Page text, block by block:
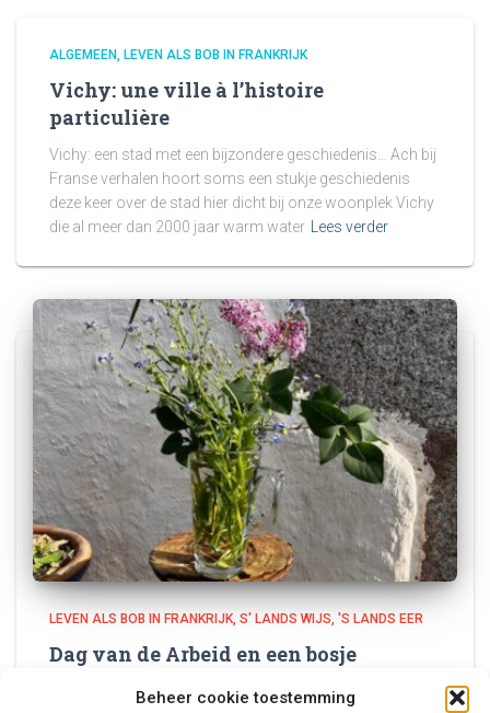
Beheer cookie toestemming
ALGEMEEN LEVEN ALS BOB IN FRANKRIJK
Vichy: une ville à l’histoire
particulière
Vichy: een stad met een bijzondere geschiedenis… Ach bij
Franse verhalen hoort soms een stukje geschiedenis
deze keer over de stad hier dicht bij onze woonplek Vichy
die al meer dan 2000 jaar warm water
Lees verder
LEVEN ALS BOB IN FRANKRIJK S' LANDS WIJS, 'S LANDS EER
Dag van de Arbeid en een bosje